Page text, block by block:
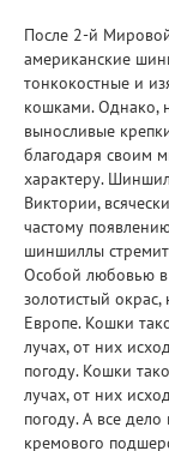
После 2-й
американские
тонкокостные и
кошками. Однако,
выносливые
благодаря своим
характеру.
Виктории,
частому
шиншиллы
Особой любовью в
золотистый
Европе. Кошки
лучах, от них
погоду. Кошки
лучах, от них
погоду. А все
кремового